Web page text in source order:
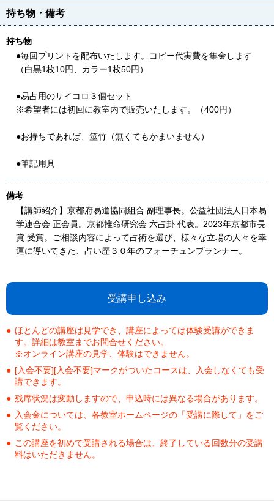
持ち物・備考
持ち物
●毎回プリントを配布いたします。コピー代実費を集金します
（白黒1枚10円、カラー1枚50円）
●易占用のサイコロ３個セット
※希望者には初回に教室内で販売いたします。（400円）
●お持ちであれば、筮竹（無くてもかまいません）
●筆記用具
備考
【講師紹介】京都府易道協同組合 副理事長。公益社団法人日本易
学連合会 正会員。京都推命研究会 六占卦 代表。2023年京都市長
賞 受賞。ご相談内容によって占術を選び、様々な立場の人々を幸
運に導いてきた、占い歴３０年のフォーチュンプランナー。
受講申し込み
ほとんどの講座は見学でき、講座によっては体験受講ができま
す。詳細は教室までお問合せください。
※オンライン講座の見学、体験はできません。
[入会不要][入会不要]マークがついたコースは、入会しなくても受
講できます。
残席状況は変動しますので、申込時には異なる場合があります。
入会金については、各教室ホームページの「受講に際して」をご
覧ください。
この講座を初めて受講される場合は、終了している回数分の受講
料はいただきません。